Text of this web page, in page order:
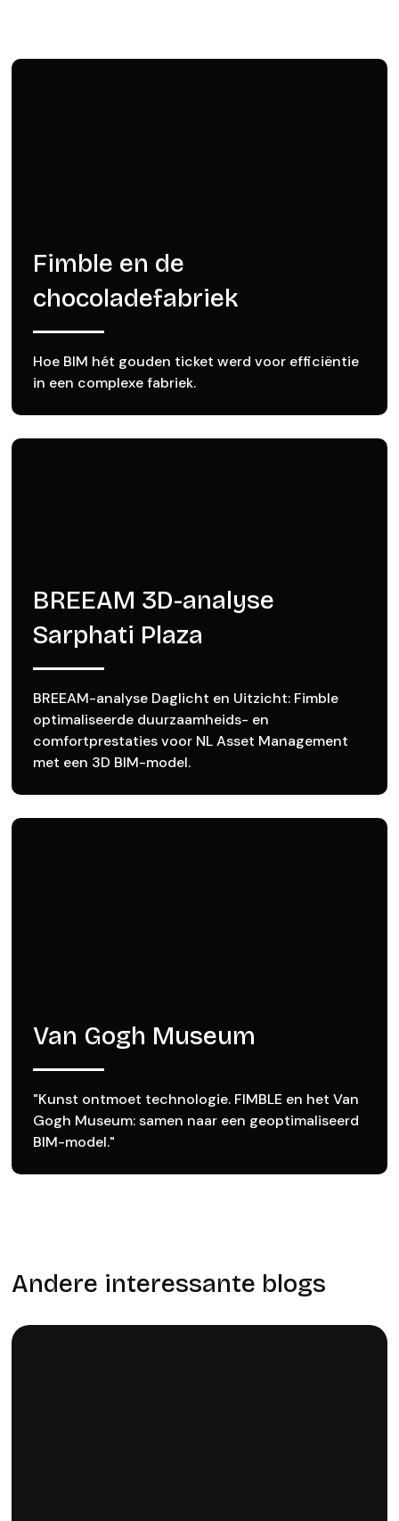
Fimble en de
chocoladefabriek
Hoe BIM hét gouden ticket werd voor efficiëntie
in een complexe fabriek.
BREEAM 3D-analyse
Sarphati Plaza
BREEAM-analyse Daglicht en Uitzicht: Fimble
optimaliseerde duurzaamheids- en
comfortprestaties voor NL Asset Management
met een 3D BIM-model.
Van Gogh Museum
"Kunst ontmoet technologie. FIMBLE en het Van
Gogh Museum: samen naar een geoptimaliseerd
BIM-model."
Andere interessante blogs